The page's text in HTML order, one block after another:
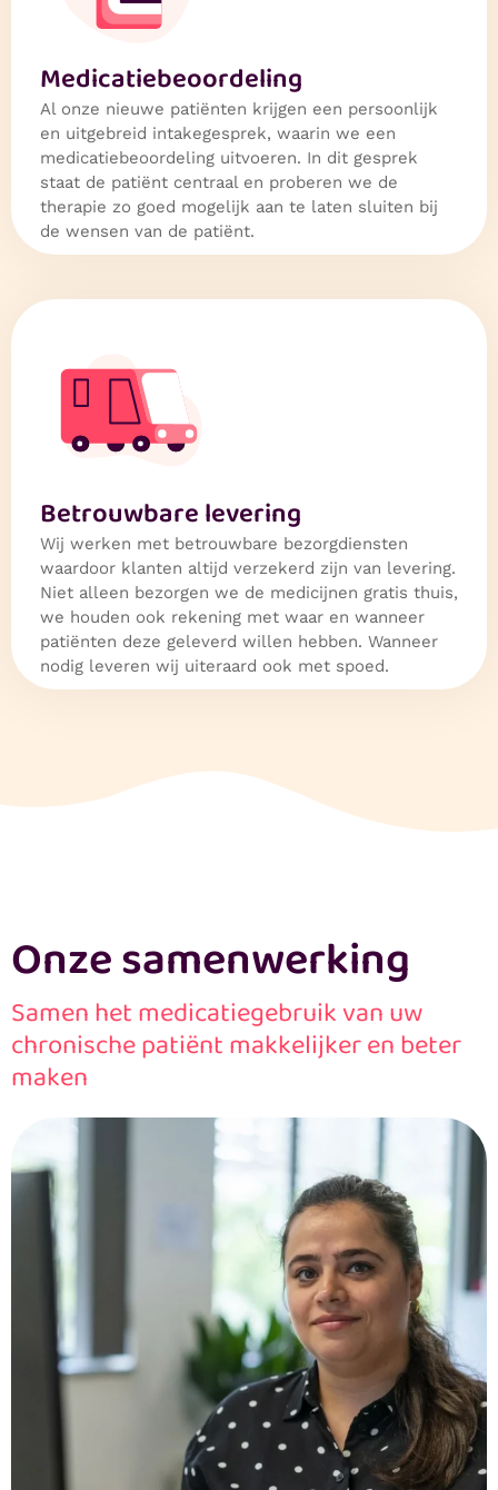
Medicatie­beoordeling
Al onze nieuwe patiënten krijgen een persoonlijk
en uitgebreid intakegesprek, waarin we een
medicatiebeoordeling uitvoeren. In dit gesprek
staat de patiënt centraal en proberen we de
therapie zo goed mogelijk aan te laten sluiten bij
de wensen van de patiënt.
Betrouwbare levering
Wij werken met betrouwbare bezorgdiensten
waardoor klanten altijd verzekerd zijn van levering.
Niet alleen bezorgen we de medicijnen gratis thuis,
we houden ook rekening met waar en wanneer
patiënten deze geleverd willen hebben. Wanneer
nodig leveren wij uiteraard ook met spoed.
Onze samenwerking
Samen het medicatiegebruik van uw
chronische patiënt makkelijker en beter
maken